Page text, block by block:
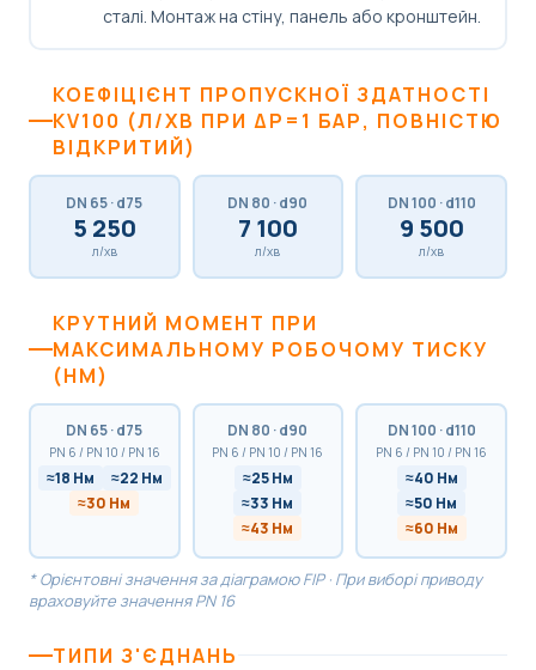
сталі. Монтаж на стіну, панель або кронштейн.
КОЕФІЦІЄНТ ПРОПУСКНОЇ ЗДАТНОСТІ
KV100 (Л/ХВ ПРИ ΔP=1 БАР, ПОВНІСТЮ
ВІДКРИТИЙ)
DN 65 · d75
5 250
л/хв
DN 80 · d90
7 100
л/хв
DN 100 · d110
9 500
л/хв
КРУТНИЙ МОМЕНТ ПРИ
МАКСИМАЛЬНОМУ РОБОЧОМУ ТИСКУ
(НМ)
DN 65 · d75
PN 6 / PN 10 / PN 16
≈18 Нм
≈22 Нм
≈30 Нм
DN 80 · d90
PN 6 / PN 10 / PN 16
≈25 Нм
≈33 Нм
≈43 Нм
DN 100 · d110
PN 6 / PN 10 / PN 16
≈40 Нм
≈50 Нм
≈60 Нм
* Орієнтовні значення за діаграмою FIP · При виборі приводу
враховуйте значення PN 16
ТИПИ З'ЄДНАНЬ